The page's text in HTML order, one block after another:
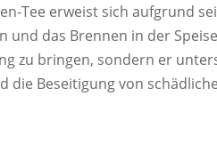
Tee erweist sich aufgrund
und das Brennen in der
zu bringen, sondern er
die Beseitigung von